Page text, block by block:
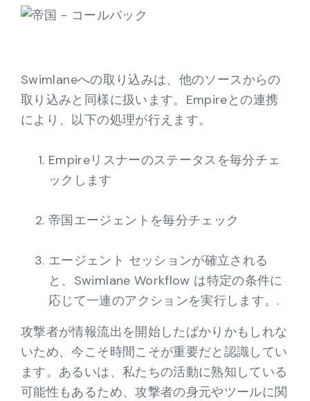
Swimlaneへの取り込みは、他のソースからの
取り込みと同様に扱います。Empireとの連携
により、以下の処理が行えます。
Empireリスナーのステータスを毎分チェ
ックします
帝国エージェントを毎分チェック
エージェント セッションが確立される
と、Swimlane Workflow は特定の条件に
応じて一連のアクションを実行します。.
攻撃者が情報流出を開始したばかりかもしれな
いため、今こそ時間こそが重要だと認識してい
ます。あるいは、私たちの活動に熟知している
可能性もあるため、攻撃者の身元やツールに関